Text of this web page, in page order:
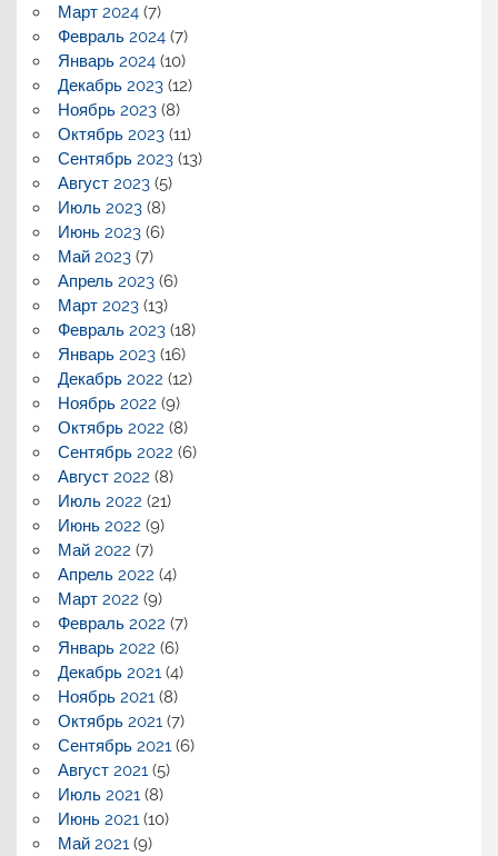
Март 2024(7)
Февраль 2024(7)
Январь 2024(10)
Декабрь 2023(12)
Ноябрь 2023(8)
Октябрь 2023(11)
Сентябрь 2023(13)
Август 2023(5)
Июль 2023(8)
Июнь 2023(6)
Май 2023(7)
Апрель 2023(6)
Март 2023(13)
Февраль 2023(18)
Январь 2023(16)
Декабрь 2022 (12)
Ноябрь 2022 (9)
Октябрь 2022 (8)
Сентябрь 2022 (6)
Август 2022 (8)
Июль 2022 (21)
Июнь 2022 (9)
Май 2022 (7)
Апрель 2022 (4)
Март 2022 (9)
Февраль 2022 (7)
Январь 2022 (6)
Декабрь 2021(4)
Ноябрь 2021(8)
Октябрь 2021(7)
Сентябрь 2021(6)
Август 2021(5)
Июль 2021(8)
Июнь 2021(10)
Май 2021(9)